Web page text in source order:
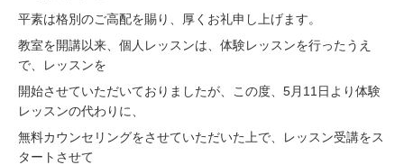
平素は格別のご高配を賜り、厚くお礼申し上げます。
教室を開講以来、個人レッスンは、体験レッスンを行ったうえ
で、レッスンを
開始させていただいておりましたが、この度、5月11日より体験
レッスンの代わりに、
無料カウンセリングをさせていただいた上で、レッスン受講をス
タートさせて